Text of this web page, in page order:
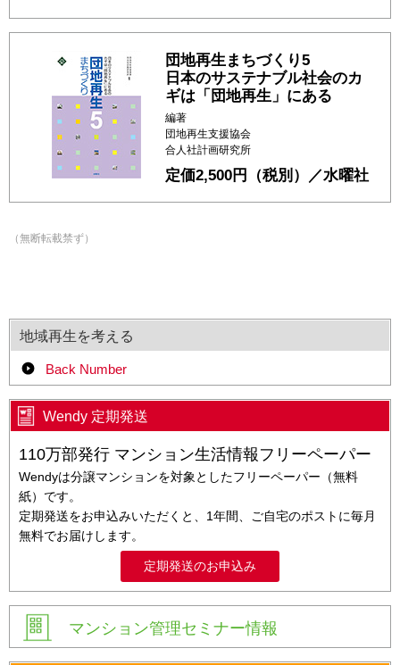
団地再生まちづくり5
日本のサステナブル社会のカ
ギは「団地再生」にある
編著
団地再生支援協会
合人社計画研究所
定価2,500円（税別）／水曜社
（無断転載禁ず）
地域再生を考える
Back Number
Wendy 定期発送
110万部発行 マンション生活情報フリーペーパー
Wendyは分譲マンションを対象としたフリーペーパー（無料
紙）です。
定期発送をお申込みいただくと、1年間、ご自宅のポストに毎月
無料でお届けします。
定期発送のお申込み
マンション管理セミナー情報